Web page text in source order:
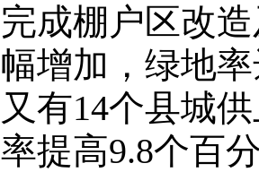
成棚户区改
增加，绿地
有14个县城
提高9.8个百